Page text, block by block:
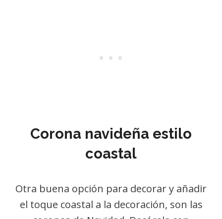
Corona navideña estilo
coastal
Otra buena opción para decorar y añadir
el toque coastal a la decoración, son las